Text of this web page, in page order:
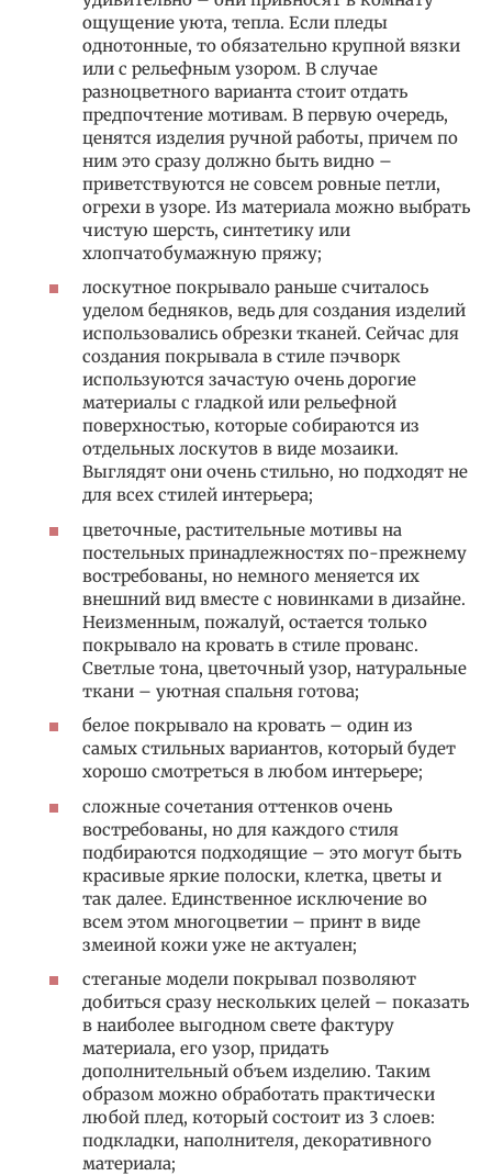
ощущение уюта, тепла. Если пледы
однотонные, то обязательно крупной вязки
или с рельефным узором. В случае
разноцветного варианта стоит отдать
предпочтение мотивам. В первую очередь,
ценятся изделия ручной работы, причем по
ним это сразу должно быть видно –
приветствуются не совсем ровные петли,
огрехи в узоре. Из материала можно выбрать
чистую шерсть, синтетику или
хлопчатобумажную пряжу;
лоскутное покрывало раньше считалось
уделом бедняков, ведь для создания изделий
использовались обрезки тканей. Сейчас для
создания покрывала в стиле пэчворк
используются зачастую очень дорогие
материалы с гладкой или рельефной
поверхностью, которые собираются из
отдельных лоскутов в виде мозаики.
Выглядят они очень стильно, но подходят не
для всех стилей интерьера;
цветочные, растительные мотивы на
постельных принадлежностях по-прежнему
востребованы, но немного меняется их
внешний вид вместе с новинками в дизайне.
Неизменным, пожалуй, остается только
покрывало на кровать в стиле прованс.
Светлые тона, цветочный узор, натуральные
ткани – уютная спальня готова;
белое покрывало на кровать – один из
самых стильных вариантов, который будет
хорошо смотреться в любом интерьере;
сложные сочетания оттенков очень
востребованы, но для каждого стиля
подбираются подходящие – это могут быть
красивые яркие полоски, клетка, цветы и
так далее. Единственное исключение во
всем этом многоцветии – принт в виде
змеиной кожи уже не актуален;
стеганые модели покрывал позволяют
добиться сразу нескольких целей – показать
в наиболее выгодном свете фактуру
материала, его узор, придать
дополнительный объем изделию. Таким
образом можно обработать практически
любой плед, который состоит из 3 слоев:
подкладки, наполнителя, декоративного
материала;